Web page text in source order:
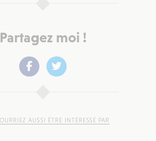
Partagez moi !
AUSSI ÊTRE INTÉRESSÉ PAR